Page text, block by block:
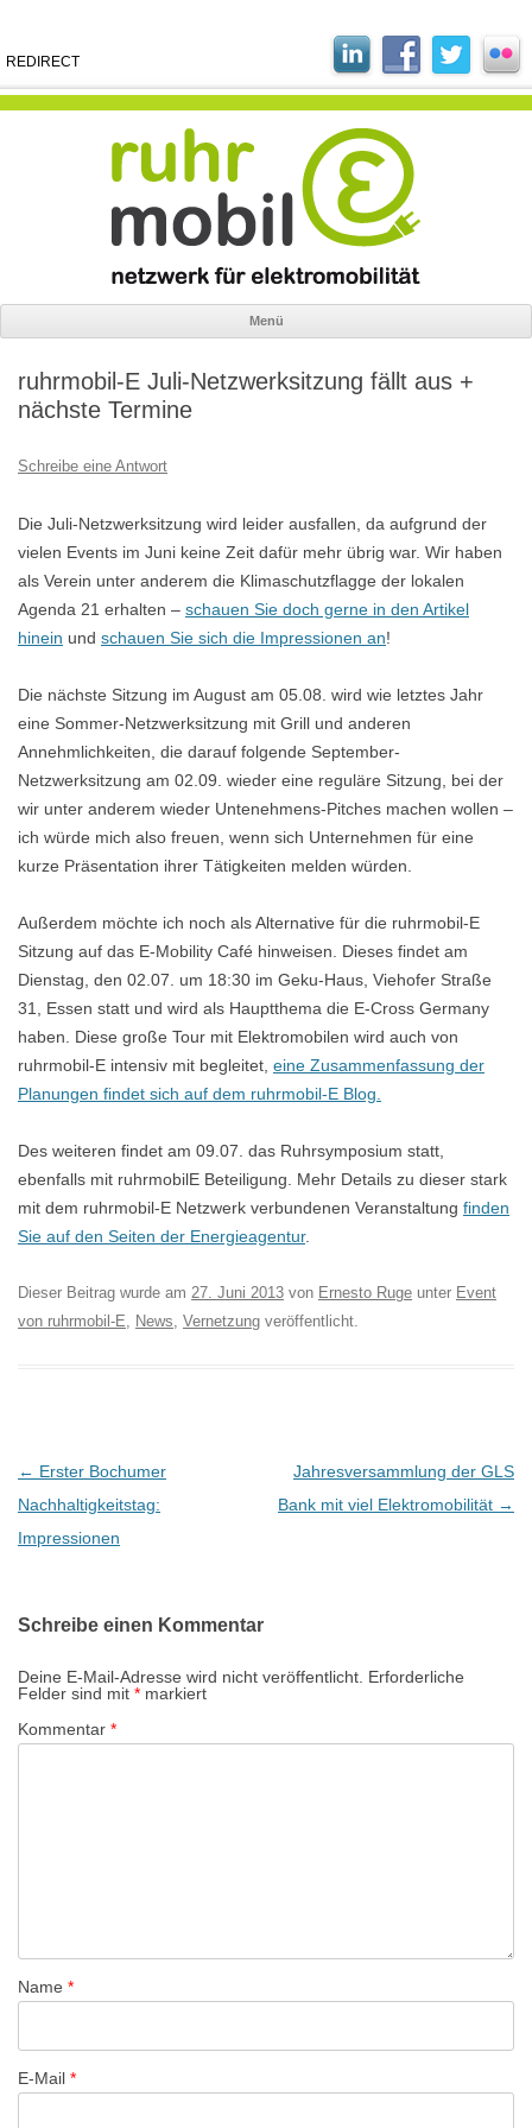
REDIRECT
Menü
springen
ruhrmobil-E Juli-Netzwerksitzung fällt aus +
nächste Termine
Schreibe eine Antwort
Die Juli-Netzwerksitzung wird leider ausfallen, da aufgrund der
vielen Events im Juni keine Zeit dafür mehr übrig war. Wir haben
als Verein unter anderem die Klimaschutzflagge der lokalen
Agenda 21 erhalten – schauen Sie doch gerne in den Artikel
hinein und schauen Sie sich die Impressionen an!
Die nächste Sitzung im August am 05.08. wird wie letztes Jahr
eine Sommer-Netzwerksitzung mit Grill und anderen
Annehmlichkeiten, die darauf folgende September-
Netzwerksitzung am 02.09. wieder eine reguläre Sitzung, bei der
wir unter anderem wieder Untenehmens-Pitches machen wollen –
ich würde mich also freuen, wenn sich Unternehmen für eine
kurze Präsentation ihrer Tätigkeiten melden würden.
Außerdem möchte ich noch als Alternative für die ruhrmobil-E
Sitzung auf das E-Mobility Café hinweisen. Dieses findet am
Dienstag, den 02.07. um 18:30 im Geku-Haus, Viehofer Straße
31, Essen statt und wird als Hauptthema die E-Cross Germany
haben. Diese große Tour mit Elektromobilen wird auch von
ruhrmobil-E intensiv mit begleitet, eine Zusammenfassung der
Planungen findet sich auf dem ruhrmobil-E Blog.
Des weiteren findet am 09.07. das Ruhrsymposium statt,
ebenfalls mit ruhrmobilE Beteiligung. Mehr Details zu dieser stark
mit dem ruhrmobil-E Netzwerk verbundenen Veranstaltung finden
Sie auf den Seiten der Energieagentur.
Dieser Beitrag wurde am 27. Juni 2013 von Ernesto Ruge unter Event
von ruhrmobil-E, News, Vernetzung veröffentlicht.
B
e
i
a
g
s
-
i
n
← Erster Bochumer
Nachhaltigkeitstag:
Impressionen
Jahresversammlung der GLS
Bank mit viel Elektromobilität →
Schreibe einen Kommentar
Deine E-Mail-Adresse wird nicht veröffentlicht. Erforderliche
Felder sind mit * markiert
Kommentar *
Name *
E-Mail *